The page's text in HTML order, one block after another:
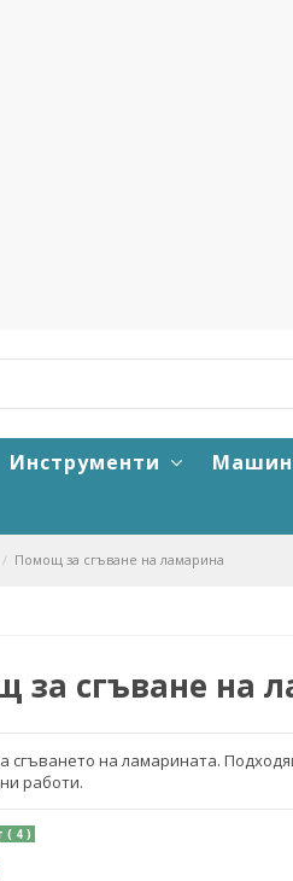
Инструменти
Помощ за сгъване на ламарина
за сгъване на
сгъването на ламарината.
работи.
( 4 )